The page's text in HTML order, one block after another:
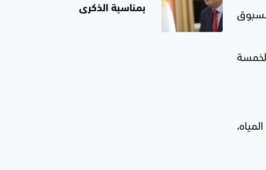
متر مكعب من المياه،
بمناسبة الذكرى